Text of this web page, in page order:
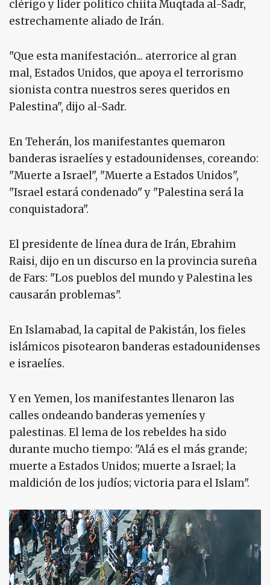
clérigo y líder político chiíta Muqtada al-Sadr,
estrechamente aliado de Irán.
"Que esta manifestación... aterrorice al gran
mal, Estados Unidos, que apoya el terrorismo
sionista contra nuestros seres queridos en
Palestina", dijo al-Sadr.
En Teherán, los manifestantes quemaron
banderas israelíes y estadounidenses, coreando:
"Muerte a Israel", "Muerte a Estados Unidos",
"Israel estará condenado" y "Palestina será la
conquistadora".
El presidente de línea dura de Irán, Ebrahim
Raisi, dijo en un discurso en la provincia sureña
de Fars: "Los pueblos del mundo y Palestina les
causarán problemas".
En Islamabad, la capital de Pakistán, los fieles
islámicos pisotearon banderas estadounidenses
e israelíes.
Y en Yemen, los manifestantes llenaron las
calles ondeando banderas yemeníes y
palestinas. El lema de los rebeldes ha sido
durante mucho tiempo: "Alá es el más grande;
muerte a Estados Unidos; muerte a Israel; la
maldición de los judíos; victoria para el Islam".